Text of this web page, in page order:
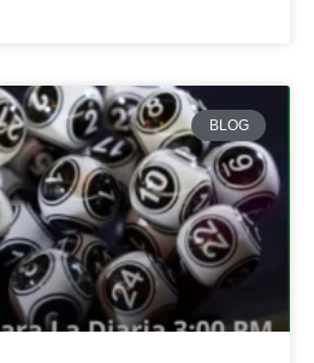
BLOG